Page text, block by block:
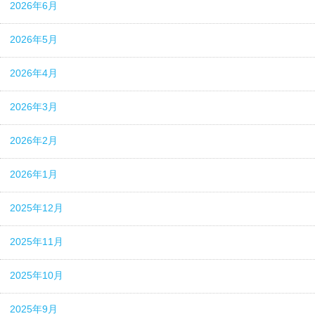
2026年6月
2026年5月
2026年4月
2026年3月
2026年2月
2026年1月
2025年12月
2025年11月
2025年10月
2025年9月